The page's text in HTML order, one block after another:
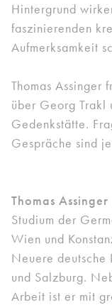
Hintergrund
faszinierenden
Aufmerksamkeit
Thomas Assinger
über Georg Trakl
Gedenkstätte.
Gespräche sind
Thomas Assinger
Studium der
Wien und
Neuere deutsche
und Salzburg.
Arbeit ist er mit